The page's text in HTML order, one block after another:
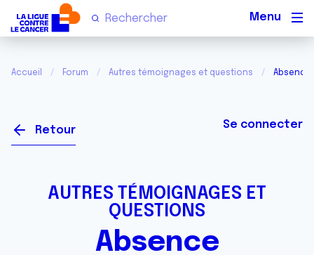
Accueil Forum Autres témoignages et questions Absence
Retour Se connecter
AUTRES TÉMOIGNAGES ET
QUESTIONS
Absence